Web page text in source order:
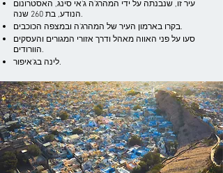
עיר זו, שנבנתה על ידי המהרג'ה ג'אי סינג, האסטרונום
הנודע, בת 260 שנה.
בקרו בארמון העיר של המהרג'ה ובמצפה הכוכבים.
סעו על פני האווה מאהל ודרך אזורי המגורים והעסקים
הוורודים.
לינה בג'איפור.